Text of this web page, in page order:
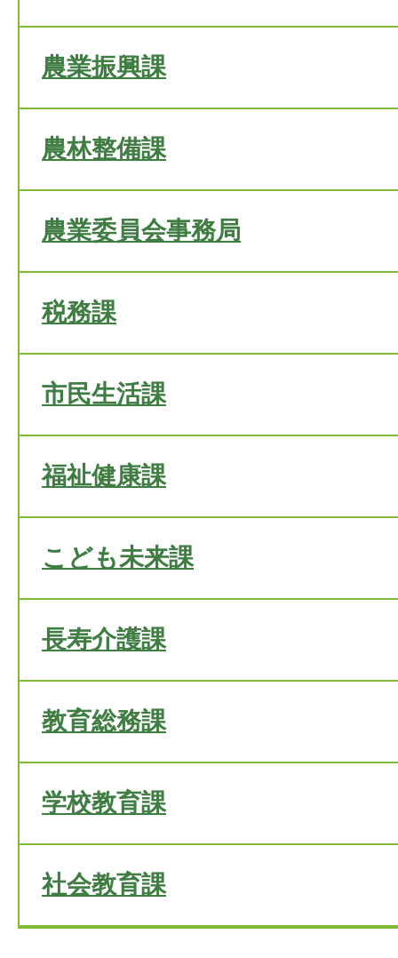
農業振興課
農林整備課
農業委員会事務局
税務課
市民生活課
福祉健康課
こども未来課
長寿介護課
教育総務課
学校教育課
社会教育課